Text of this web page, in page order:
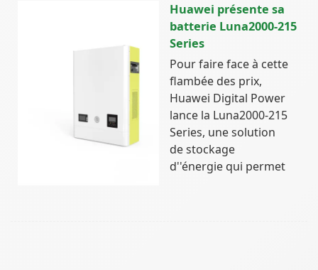
Huawei présente sa
batterie Luna2000-215
Series
Pour faire face à cette
flambée des prix,
Huawei Digital Power
lance la Luna2000-215
Series, une solution
de stockage
d''énergie qui permet